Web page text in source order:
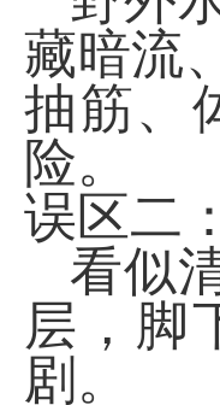
藏暗流
抽筋、
险。
误区二
看似
层，脚
剧。